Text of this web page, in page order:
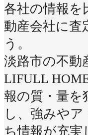
各社の情報を
動産会社に査
う。
淡路市の不動
LIFULL
報の質・量を
し、強みや
ち情報が充実